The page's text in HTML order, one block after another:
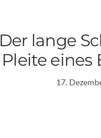
Der lange
Pleite eines
17.